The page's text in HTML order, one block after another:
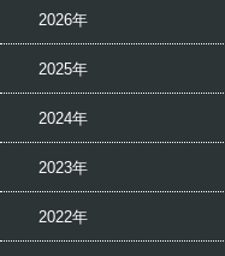
2026年
2025年
2024年
2023年
2022年